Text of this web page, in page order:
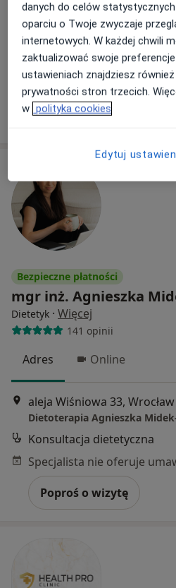
dr hab. Katarzyna
Zabłocka-Słowińska
dietetyk
mgr
Pokaż profil
Bezpieczne płatności
mgr inż. Agnieszka
Dietetyk · Więcej
141 opinii
Adres Online
aleja Wiśniowa 33, Wrocław
Dietoterapia Agnieszka
Konsultacja dietetyczna
Poproś o wizytę
danych do celów
oparciu o Twoje zwyczaje
internetowych. W każdej chwili
zaktualizować swoje
ustawieniach znajdziesz
prywatności stron trzecich.
w polityka cookies
Edytuj